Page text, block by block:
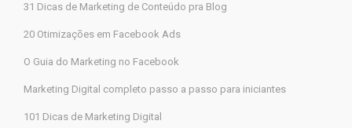
31 Dicas de Marketing de Conteúdo pra Blog
20 Otimizações em Facebook Ads
O Guia do Marketing no Facebook
Marketing Digital completo passo a passo para iniciantes
101 Dicas de Marketing Digital